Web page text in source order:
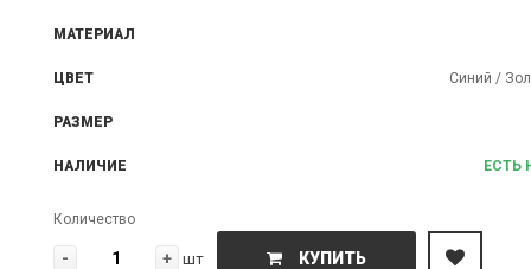
МАТЕРИАЛ
ЦВЕТ Синий /
РАЗМЕР
НАЛИЧИЕ ЕСТЬ
Количество
- + шт КУПИТЬ